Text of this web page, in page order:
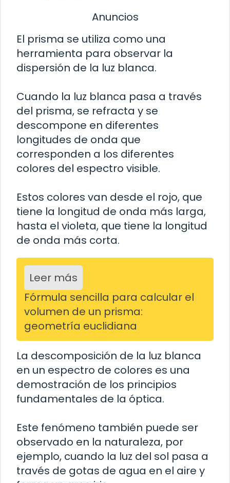
Anuncios
El prisma se utiliza como una
herramienta para observar la
dispersión de la luz blanca.
Cuando la luz blanca pasa a través
del prisma, se refracta y se
descompone en diferentes
longitudes de onda que
corresponden a los diferentes
colores del espectro visible.
Estos colores van desde el rojo, que
tiene la longitud de onda más larga,
hasta el violeta, que tiene la longitud
de onda más corta.
Leer más
Fórmula sencilla para calcular el
volumen de un prisma:
geometría euclidiana
La descomposición de la luz blanca
en un espectro de colores es una
demostración de los principios
fundamentales de la óptica.
Este fenómeno también puede ser
observado en la naturaleza, por
ejemplo, cuando la luz del sol pasa a
través de gotas de agua en el aire y